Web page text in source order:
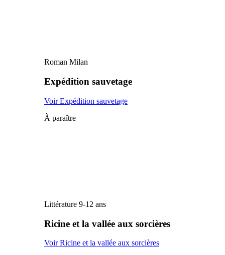
Roman Milan
Expédition sauvetage
Voir Expédition sauvetage
À paraître
Littérature 9-12 ans
Ricine et la vallée aux sorcières
Voir Ricine et la vallée aux sorcières